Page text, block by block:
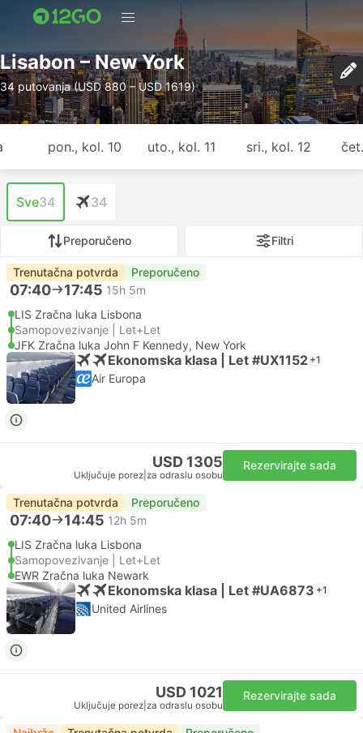
Lisabon – New York
34 putovanja (USD 880 – USD 1619)
pon., kol. 10 uto., kol. 11 sri., kol. 12
Sve34 34
Preporučeno Filtri
Trenutačna potvrda Preporučeno
07:40 17:45 15h 5m
LIS Zračna luka Lisbona
Samopovezivanje | Let+Let
JFK Zračna luka John F Kennedy, New York
Ekonomska klasa | Let #UX1152 +1
Air Europa
USD 1305
Uključuje porez za odraslu osobu
Rezervirajte sada
Trenutačna potvrda Preporučeno
07:40 14:45 12h 5m
LIS Zračna luka Lisbona
Samopovezivanje | Let+Let
EWR Zračna luka Newark
Ekonomska klasa | Let #UA6873 +1
United Airlines
USD 1021
Uključuje porez za odraslu osobu
Rezervirajte sada